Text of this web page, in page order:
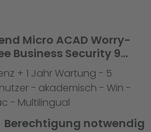
Micro ACAD Worry-
Business Security 9
5-5 Liz. + 1J.
5er Schr.
+ 1 Jahr Wartung - 5
- akademisch - Win -
- Multilingual
Berechtigung notwendig